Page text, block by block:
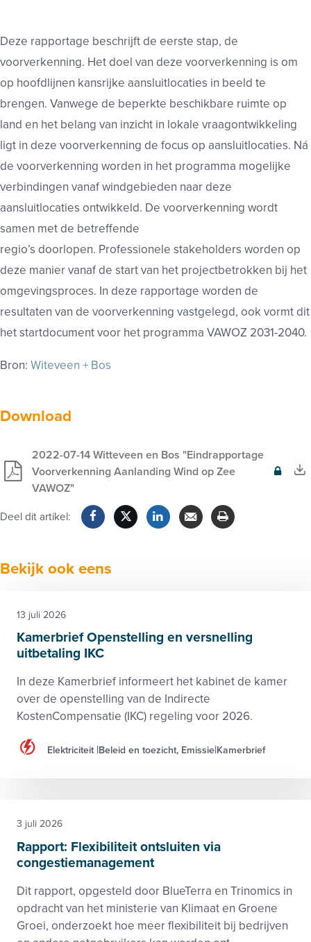
Deze rapportage beschrijft de eerste stap, de
voorverkenning. Het doel van deze voorverkenning is om
op hoofdlijnen kansrijke aansluitlocaties in beeld te
brengen. Vanwege de beperkte beschikbare ruimte op
land en het belang van inzicht in lokale vraagontwikkeling
ligt in deze voorverkenning de focus op aansluitlocaties. Ná
de voorverkenning worden in het programma mogelijke
verbindingen vanaf windgebieden naar deze
aansluitlocaties ontwikkeld. De voorverkenning wordt
samen met de betreffende
regio’s doorlopen. Professionele stakeholders worden op
deze manier vanaf de start van het projectbetrokken bij het
omgevingsproces. In deze rapportage worden de
resultaten van de voorverkenning vastgelegd, ook vormt dit
het startdocument voor het programma VAWOZ 2031-2040.
Bron: Witeveen + Bos
Download
2022-07-14 Witteveen en Bos "Eindrapportage
Voorverkenning Aanlanding Wind op Zee
VAWOZ"
Exclusief
leden
Deel dit artikel:
Bekijk ook eens
Kamerbrief Openstelling en versnelling
uitbetaling IKC
In deze Kamerbrief informeert het kabinet de kamer
over de openstelling van de Indirecte
KostenCompensatie (IKC) regeling voor 2026.
13 juli 2026
Elektriciteit Beleid en toezicht, Emissie Kamerbrief
Rapport: Flexibiliteit ontsluiten via
congestiemanagement
Dit rapport, opgesteld door BlueTerra en Trinomics in
opdracht van het ministerie van Klimaat en Groene
Groei, onderzoekt hoe meer flexibiliteit bij bedrijven
3 juli 2026